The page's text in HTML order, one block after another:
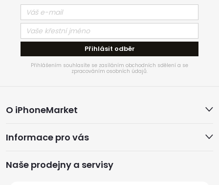
Přihlásit odběr
Přihlášením souhlasíte se zasíláním obchodních sdělení a se
zpracováním osobních údajů.
á
p
a
O iPhoneMarket
Informace pro vás
Naše prodejny a servisy